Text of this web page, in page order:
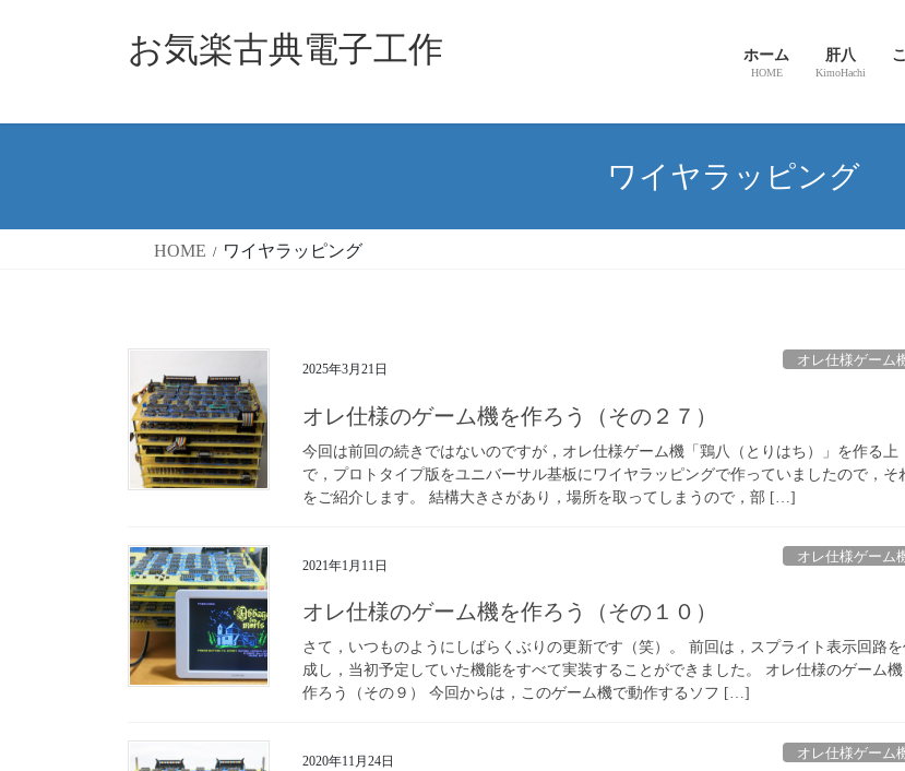
ン
ー
お気楽古典電子工作 ホーム
HOME
肝八
KimoHachi
ワイヤラッピング
HOME ワイヤラッピング
2025年3月21日
オレ仕様ゲーム
オレ仕様のゲーム機を作ろう（その２７）
今回は前回の続きではないのですが，オレ仕様ゲーム機「鶏八（とりはち）」を作る上
で，プロトタイプ版をユニバーサル基板にワイヤラッピングで作っていましたので，そ
をご紹介します。 結構大きさがあり，場所を取ってしまうので，部 […]
2021年1月11日
オレ仕様ゲーム
オレ仕様のゲーム機を作ろう（その１０）
さて，いつものようにしばらくぶりの更新です（笑）。 前回は，スプライト表示回路
成し，当初予定していた機能をすべて実装することができました。 オレ仕様のゲーム機
作ろう（その９） 今回からは，このゲーム機で動作するソフ […]
2020年11月24日
オレ仕様ゲーム